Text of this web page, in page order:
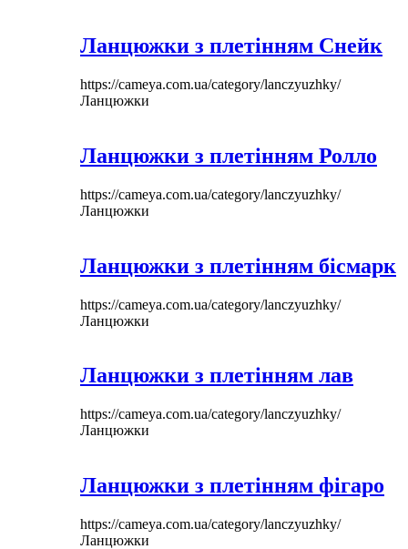
Ланцюжки з плетінням Снейк
https://cameya.com.ua/category/lanczyuzhky/
Ланцюжки
Ланцюжки з плетінням Ролло
https://cameya.com.ua/category/lanczyuzhky/
Ланцюжки
Ланцюжки з плетінням бісмарк
https://cameya.com.ua/category/lanczyuzhky/
Ланцюжки
Ланцюжки з плетінням лав
https://cameya.com.ua/category/lanczyuzhky/
Ланцюжки
Ланцюжки з плетінням фігаро
https://cameya.com.ua/category/lanczyuzhky/
Ланцюжки